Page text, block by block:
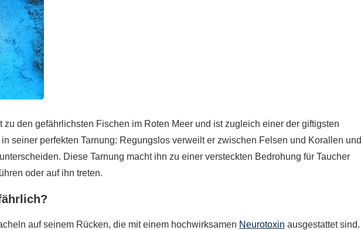
zu den gefährlichsten Fischen im Roten Meer und ist zugleich einer der giftigsten
seiner perfekten Tarnung: Regungslos verweilt er zwischen Felsen und Korallen und
Diese Tarnung macht ihn zu einer versteckten Bedrohung für Taucher
oder auf ihn treten.
auf seinem Rücken, die mit einem hochwirksamen Neurotoxin ausgestattet sind.